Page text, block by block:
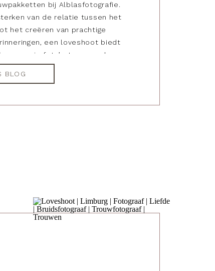
bij Alblasfotografie.
van de relatie tussen het
het creëren van prachtige
een loveshoot biedt
mooie foto’s. Lees verder om
waarom ik geloven dat dit een
BLOG